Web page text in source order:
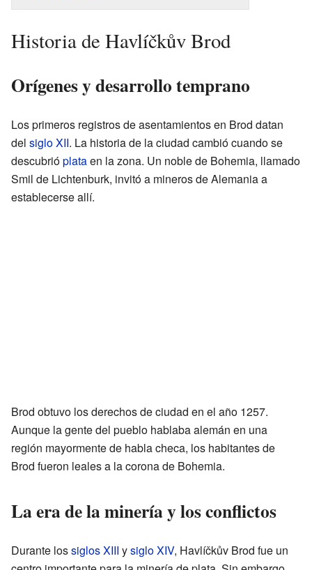
Historia de Havlíčkův Brod
Orígenes y desarrollo temprano
Los primeros registros de asentamientos en Brod datan
del siglo XII. La historia de la ciudad cambió cuando se
descubrióplataen la zona. Un noble de Bohemia, llamado
Smil de Lichtenburk, invitó a mineros de Alemania a
establecerse allí.
Brod obtuvo los derechos de ciudad en el año 1257.
Aunque la gente del pueblo hablaba alemán en una
región mayormente de habla checa, los habitantes de
Brod fueron leales a la corona de Bohemia.
La era de la minería y los conflictos
Durante lossiglos XIII ysiglo XIV, Havlíčkův Brod fue un